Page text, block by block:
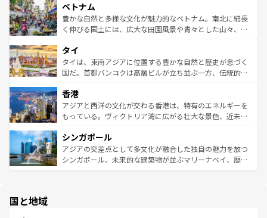
参照してほしい。
容にもいいと評判のスイーツなど、バラエティ豊かな料理
が味わえる。 なお、新着の台湾情報は コンテンツ一覧を参
照してほしい。
き、地方に足を延ばせば四季折々の自然美を楽しむことが
できる。そして、キムチや焼肉、絶品のストリートフード
まで、さまざまな韓国料理が待っている。夜には、韓国な
リティに包まれながら、韓国の多彩な魅力を心ゆくまで味
わってみてほしい。 なお、新着の韓国情報はコンテンツ一
覧を参照してほしい。
ベトナム
豊かな自然と多様な文化が魅力的なベトナム。南北に細長
く伸びる国土には、広大な田園風景や青々とした山々、世
急速な発展と共に伝統が息づく。ハノイの古い町並みやホ
ーチミン市のフランス統治時代の建物も、独特の雰囲気を
醸し出している。また、バラエティの豊かさとおいしさで
とつ。フォーやバインミー、ベトナムコーヒーなどは、ぜ
ひ現地で味わいたい。どの地域を訪れてもあたたかい人々
が旅行者を迎えてくれるので、きっと忘れられない旅にな
参照してほしい。
タイ
タイは、東南アジアに位置する豊かな自然と歴史が息づく
国だ。首都バンコクは高層ビルが立ち並ぶ一方、伝統的な
の活気が交差している。北部ではチェンマイなどの山岳地
帯で自然と触れ合い、南部ではプーケットやクラビの美し
いビーチでリゾート気分を楽しむことができる。タイ料理
激する。気候は一年中温暖で、どの季節にも異なる楽しみ
が待っている。親しみやすいタイの人々、仏教を中心とし
た文化、そして多様な観光資源が、訪れる旅人を魅了し続
香港
アジアと西洋の文化が交わる香港は、特有のエネルギーを
もっている。ヴィクトリア湾に広がる壮大な景色、近未来
み、どこを訪れても感動するはず。観光スポットが密集し
ており、効率よく見どころを回れるのも魅力。息をのむよ
うな絶景から文化的な体験まで、香港を存分に楽しみ尽く
シンガポール
アジアの交差点として多文化が融合した独自の魅力を放つ
シンガポール。未来的な建築物が並ぶマリーナベイ、歴史
国と地域